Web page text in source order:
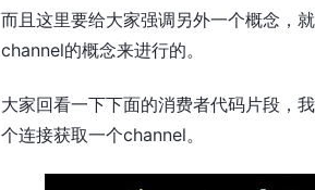
而且这里要给大家强调另外一个概念，
channel的概念来进行的。
大家回看一下下面的消费者代码片段，
个连接获取一个channel。